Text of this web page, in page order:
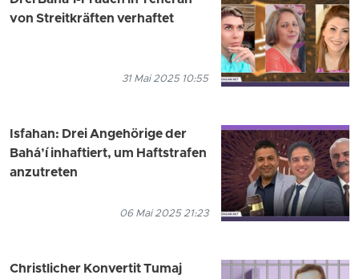
von Streitkräften verhaftet
31 Mai 2025 10:55
Isfahan: Drei Angehörige der
Bahá’í inhaftiert, um Haftstrafen
anzutreten
06 Mai 2025 21:23
Christlicher Konvertit Tumaj